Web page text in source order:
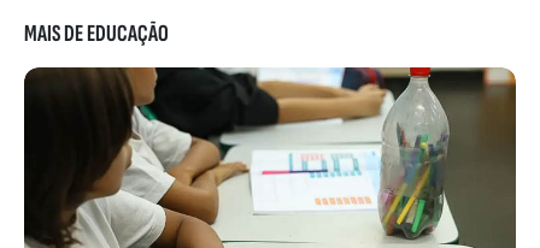
MAIS DE EDUCAÇÃO